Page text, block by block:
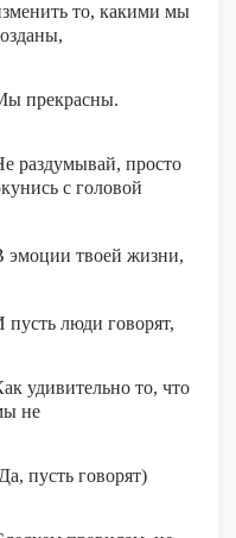
то, какими мы
прекрасны.
раздумывай, просто
с головой
эмоции твоей жизни,
пусть люди говорят,
удивительно то, что
не
пусть говорят)